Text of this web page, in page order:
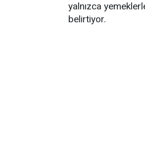
yalnızca
belirtiyor.